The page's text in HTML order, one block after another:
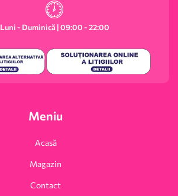
Luni - Duminică | 09:00 - 22:00
Meniu
Acasă
Magazin
Contact